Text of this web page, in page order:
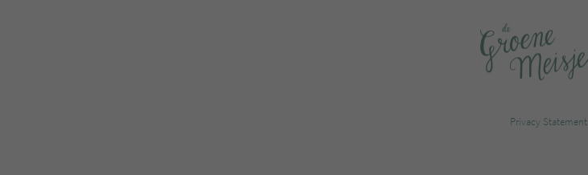
Privacy Statement